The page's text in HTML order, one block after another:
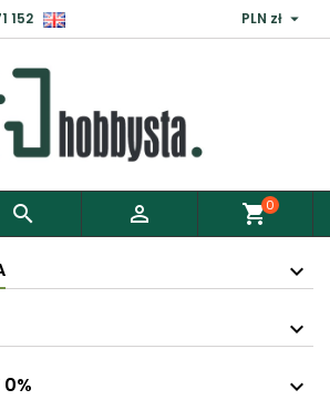
152 PLN zł 
  shopping_cart0
0%
×
do Schowka, musisz się
Zaloguj